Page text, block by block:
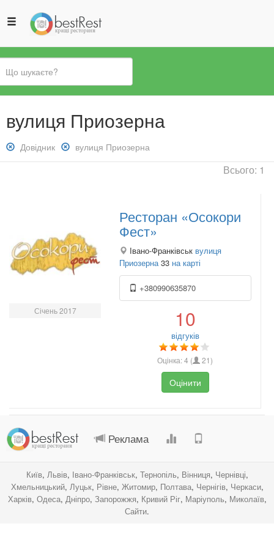
Ви
є
тут
вулиця Приозерна
Зняти
фільтр:
Довідник
Зняти
фільтр:
вулиця Приозерна
Всього: 1
Січень 2017
Ресторан «Осокори
Фест»
Івано-Франківськ вулиця
Приозерна33 на карті
+380990635870
10
відгуків
Оцінка:4 ( 21)
Оцінити
Реклама
Київ, Львів, Івано-Франківськ, Тернопіль, Вінниця, Чернівці,
Хмельницький, Луцьк, Рівне, Житомир, Полтава, Чернігів, Черкаси,
Харків, Одеса, Дніпро, Запорожжя, Кривий Ріг, Маріуполь, Миколаїв,
Сайти.